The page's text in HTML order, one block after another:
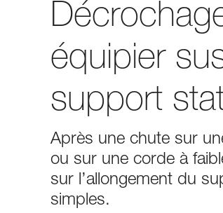
équipier
support
Après une chute sur
ou sur une corde à
sur l’allongement du
simples.